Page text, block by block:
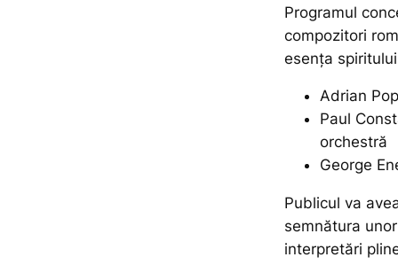
Programul
compozitori
esența
Adrian
Paul
orchestră
George
Publicul va
semnătura
interpretări